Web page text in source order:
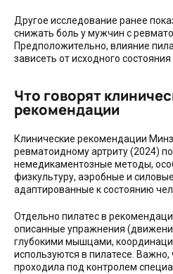
Другое исследование ранее
снижать боль у мужчин с
Предположительно, влияние
зависеть от исходного
Что говорят
рекомендации
Клинические рекомендации
ревматоидному артриту (2024)
немедикаментозные методы,
физкультуру, аэробные и
адаптированные к состоянию
Отдельно пилатес в
описанные упражнения
глубокими мышцами,
используются в пилатесе.
проходила под контролем